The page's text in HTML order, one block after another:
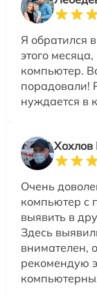
Я обратился
этого
компьютер.
порадовали!
нуждается в
Хохлов
Очень
компьютер с
выявить в
Здесь
внимателен,
рекомендую